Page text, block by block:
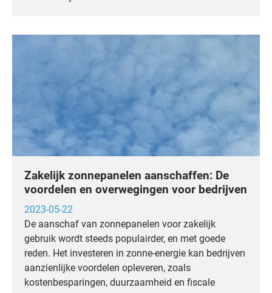
Zakelijk zonnepanelen aanschaffen: De
voordelen en overwegingen voor bedrijven
2023-05-22
De aanschaf van zonnepanelen voor zakelijk
gebruik wordt steeds populairder, en met goede
reden. Het investeren in zonne-energie kan bedrijven
aanzienlijke voordelen opleveren, zoals
kostenbesparingen, duurzaamheid en fiscale